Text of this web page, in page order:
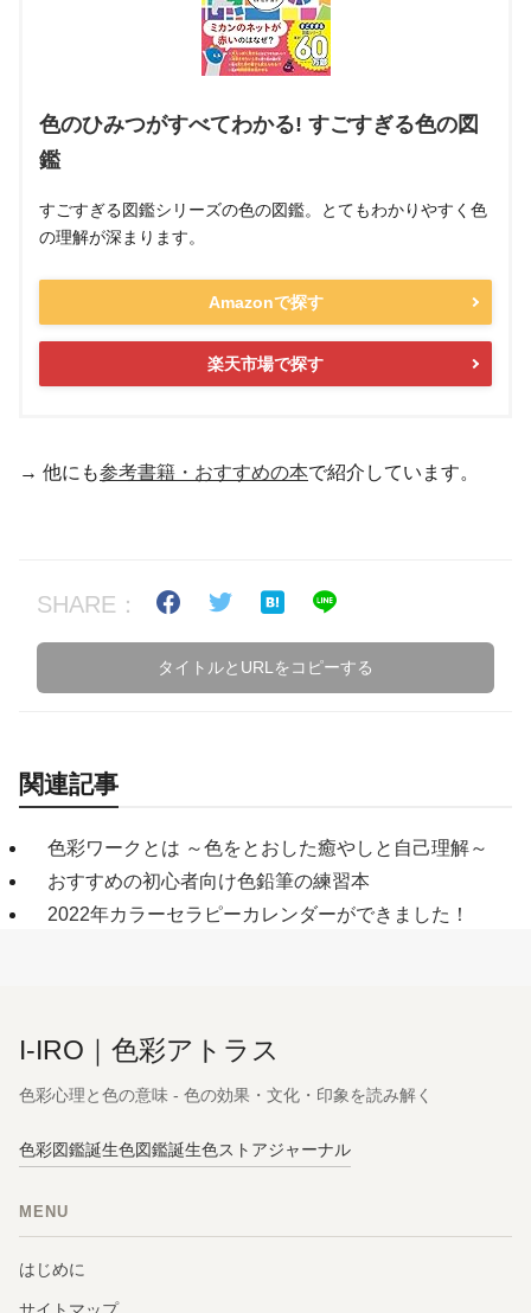
色のひみつがすべてわかる! すごすぎる色の図
鑑
すごすぎる図鑑シリーズの色の図鑑。とてもわかりやすく色
の理解が深まります。
Amazonで探す
楽天市場で探す
→ 他にも参考書籍・おすすめの本で紹介しています。
SHARE：
タイトルとURLをコピーする
関連記事
色彩ワークとは ～色をとおした癒やしと自己理解～
おすすめの初心者向け色鉛筆の練習本
2022年カラーセラピーカレンダーができました！
I-IRO｜色彩アトラス
色彩心理と色の意味 - 色の効果・文化・印象を読み解く
色彩図鑑誕生色図鑑誕生色ストアジャーナル
MENU
はじめに